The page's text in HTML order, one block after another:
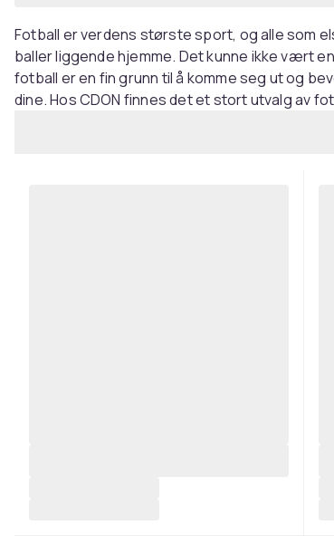
Fotball er verdens største sport, og alle som
baller liggende hjemme. Det kunne ikke vært
fotball er en fin grunn til å komme seg ut og
dine. Hos CDON finnes det et stort utvalg av